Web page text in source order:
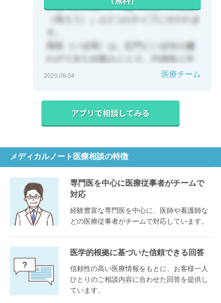
2020.08.04 医療チーム
メディカルノート医療相談の特徴
専門医を中心に医療従事者がチームで
対応
経験豊富な専門医を中心に、医師や看護師な
どの医療従事者がチームで対応しています。
医学的根拠に基づいた信頼できる回答
信頼性の高い医療情報をもとに、お客様一人
ひとりのご相談内容に合わせた回答を提供し
ています。